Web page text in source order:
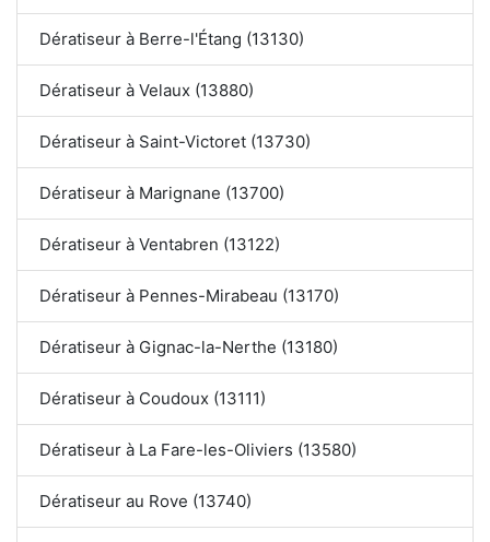
Dératiseur à Berre-l'Étang (13130)
Dératiseur à Velaux (13880)
Dératiseur à Saint-Victoret (13730)
Dératiseur à Marignane (13700)
Dératiseur à Ventabren (13122)
Dératiseur à Pennes-Mirabeau (13170)
Dératiseur à Gignac-la-Nerthe (13180)
Dératiseur à Coudoux (13111)
Dératiseur à La Fare-les-Oliviers (13580)
Dératiseur au Rove (13740)